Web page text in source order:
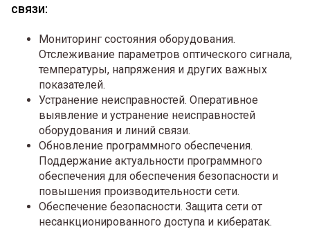
связи:
Мониторинг состояния оборудования.
Отслеживание параметров оптического сигнала,
температуры, напряжения и других важных
показателей.
Устранение неисправностей. Оперативное
выявление и устранение неисправностей
оборудования и линий связи.
Обновление программного обеспечения.
Поддержание актуальности программного
обеспечения для обеспечения безопасности и
повышения производительности сети.
Обеспечение безопасности. Защита сети от
несанкционированного доступа и кибератак.